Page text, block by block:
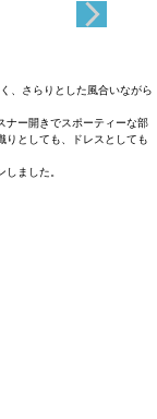
、さらりとした風合いながら
ナー開きでスポーティーな部
りとしても、ドレスとしても
ました。